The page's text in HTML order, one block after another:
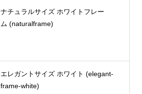
ナチュラルサイズ ホワイトフレー
ム (naturalframe)
エレガントサイズ ホワイト (elegant-
frame-white)